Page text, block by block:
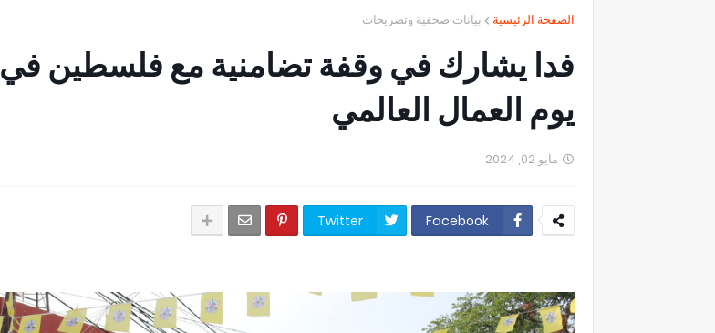
الصفحة الرئيسية بيانات صحفية وتصريحات
فدا يشارك في وقفة تضامنية مع فلسطين في
يوم العمال العالمي
مايو 02, 2024
Facebook
Twitter